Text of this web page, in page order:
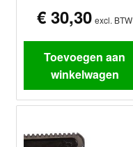
€ 30,30 excl. BTW
Toevoegen aan
winkelwagen